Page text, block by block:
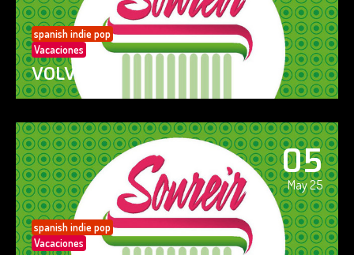
spanish indie pop
Vacaciones
VOLVERÁS
05
May 25
spanish indie pop
Vacaciones